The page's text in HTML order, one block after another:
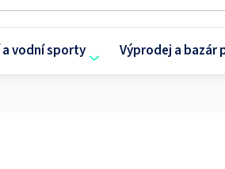
a vodní sporty Výprodej a bazár